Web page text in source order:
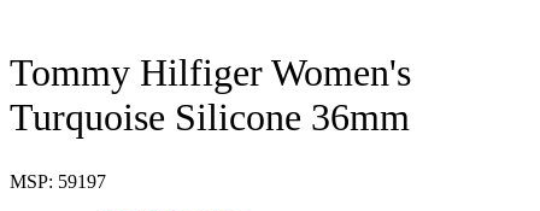
Tommy Hilfiger Women's
Turquoise Silicone 36mm
MSP: 59197